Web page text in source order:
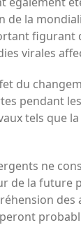
la
figurant
virales
du
pendant
tels que
ne
de la future